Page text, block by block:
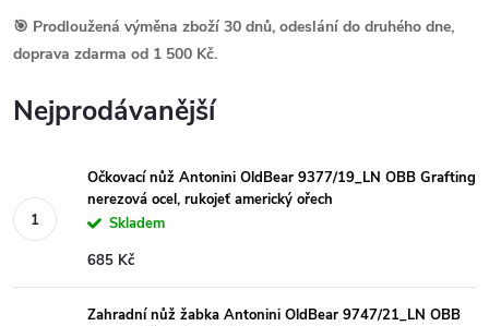
🎯 Prodloužená výměna zboží 30 dnů, odeslání do druhého dne,
doprava zdarma od 1 500 Kč.
Nejprodávanější
Očkovací nůž Antonini OldBear 9377/19_LN OBB Grafting
nerezová ocel, rukojeť americký ořech
Skladem
685 Kč
Zahradní nůž žabka Antonini OldBear 9747/21_LN OBB